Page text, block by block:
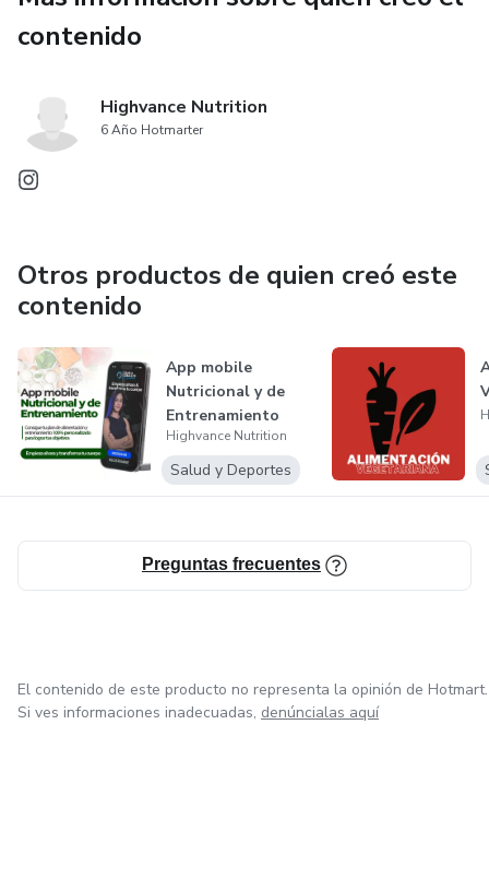
contenido
Highvance Nutrition
6 Año Hotmarter
Otros productos de quien creó este
contenido
App mobile
Nutricional y de
Entrenamiento
Highvance Nutrition
Salud y Deportes
Preguntas frecuentes
El contenido de este producto no representa la opinión de Hotmart.
Si ves informaciones inadecuadas, denúncialas aquí